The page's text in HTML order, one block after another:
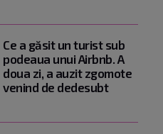
Ce a găsit un turist sub
podeaua unui Airbnb. A
doua zi, a auzit zgomote
venind de dedesubt